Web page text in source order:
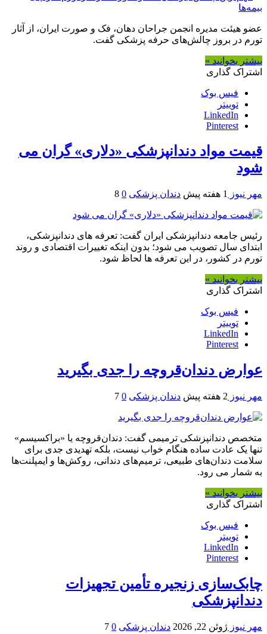
عضو هیئت مدیره انجمن جراحان دهان، فک و صورت ایران، از آثار
تورم در بروز چالش‌های حرفه پزشکی گفت.
بیشتر بخوانید »
اشتراک گذاری
فیس بوک
توییتر
LinkedIn
Pinterest
قیمت مواد دندانپزشکی «دلاری» گران می
شود
مهر نیوز 1 هفته پیش دندان پزشکی 0
8
رئیس جامعه دندانپزشکی ایران گفت: تعرفه های دندانپزشکی،
ابتدای سال تصویب می شود؛ بدون اینکه تغییرات اقتصادی و روند
تورم در کشور، در این تعرفه ها لحاظ شود.
بیشتر بخوانید »
اشتراک گذاری
فیس بوک
توییتر
LinkedIn
Pinterest
عوارض دندان‌قروچه را جدی بگیرید
مهر نیوز 2 هفته پیش دندان پزشکی 0
7
متخصص دندانپزشکی ترمیمی گفت: دندان‌قروچه یا «براکسیسم»
تنها یک عادت ساده هنگام خواب نیست، بلکه تهدیدی جدی برای
سلامت دندان‌های طبیعی، ترمیم‌های دندانی، روکش‌ها و ایمپلنت‌ها
به شمار می‌ رود.
بیشتر بخوانید »
اشتراک گذاری
فیس بوک
توییتر
LinkedIn
Pinterest
چابک‌سازی زنجیره تأمین تجهیزات
دندانپزشکی
مهر نیوز ژوئن 22, 2026 دندان پزشکی 0
7